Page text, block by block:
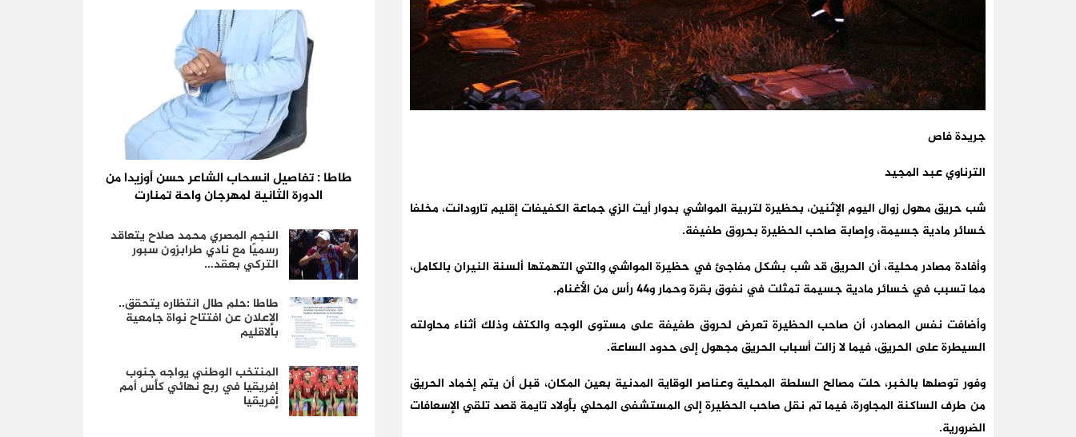
جريدة فاص
الترناوي عبد المجيد
شب حريق مهول زوال اليوم الإثنين، بحظيرة لتربية المواشي بدوار أيت الزي جماعة الكفيفات إقليم تارودانت، مخلفا
خسائر مادية جسيمة، وإصابة صاحب الحظيرة بحروق طفيفة.
وأفادة مصادر محلية، أن الحريق قد شب بشكل مفاجئ في حظيرة المواشي والتي التهمتها ألسنة النيران بالكامل،
مما تسبب في خسائر مادية جسيمة تمثلت في نفوق بقرة وحمار و44 رأس من الأغنام.
وأضافت نفس المصادر، أن صاحب الحظيرة تعرض لحروق طفيفة على مستوى الوجه والكتف وذلك أثناء محاولته
السيطرة على الحريق، فيما لا زالت أسباب الحريق مجهول إلى حدود الساعة.
وفور توصلها بالخبر، حلت مصالح السلطة المحلية وعناصر الوقاية المدنية بعين المكان، قبل أن يتم إخماد الحريق
من طرف الساكنة المجاورة، فيما تم نقل صاحب الحظيرة إلى المستشفى المحلي بأولاد تايمة قصد تلقي الإسعافات
الضرورية.
طاطا : تفاصيل انسحاب الشاعر حسن أوزيدا من
الدورة الثانية لمهرجان واحة تمنارت
النجم المصري محمد صلاح يتعاقد
رسميًا مع نادي طرابزون سبور
التركي بعقد…
طاطا :حلم طال انتظاره يتحقق..
الإعلان عن افتتاح نواة جامعية
بالاقليم
المنتخب الوطني يواجه جنوب
إفريقيا في ربع نهائي كأس أمم
إفريقيا